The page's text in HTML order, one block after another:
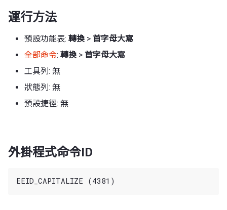
運行方法
預設功能表: 轉換 > 首字母大寫
全部命令: 轉換 > 首字母大寫
工具列: 無
狀態列: 無
預設捷徑: 無
外掛程式命令ID